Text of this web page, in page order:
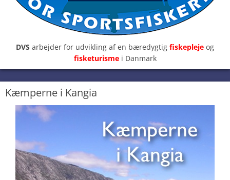
DVS arbejder for udvikling af en bæredygtig fiskepleje og
fisketurisme i Danmark
Kæmperne i Kangia